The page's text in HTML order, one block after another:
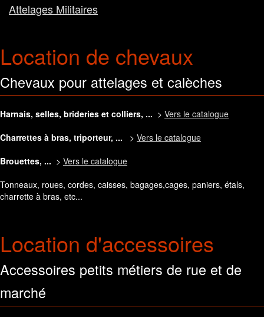
Attelages Militaires
Location de chevaux
Chevaux pour attelages et calèches
Harnais, selles, brideries et colliers, ... > Vers le catalogue
Charrettes à bras, triporteur, ... > Vers le catalogue
Brouettes, ... > Vers le catalogue
Tonneaux, roues, cordes, caisses, bagages,cages, paniers, étals,
charrette à bras, etc...
Location d'accessoires
Accessoires petits métiers de rue et de
marché